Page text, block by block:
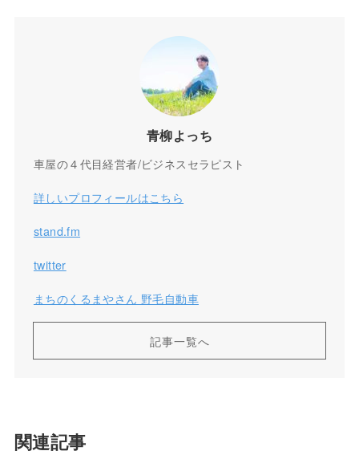
青柳よっち
車屋の４代目経営者/ビジネスセラピスト
詳しいプロフィールはこちら
stand.fm
twitter
まちのくるまやさん 野毛自動車
記事一覧へ
関連記事